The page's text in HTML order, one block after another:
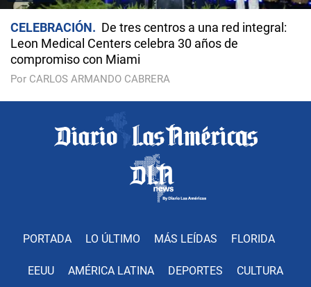
CELEBRACIÓN
De tres centros a una red integral:
Leon Medical Centers celebra 30 años de
compromiso con Miami
Por CARLOS ARMANDO CABRERA
PORTADA LO ÚLTIMO MÁS LEÍDAS FLORIDA
EEUU AMÉRICA LATINA DEPORTES CULTURA